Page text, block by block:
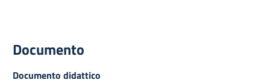
Documento
Documento didattico